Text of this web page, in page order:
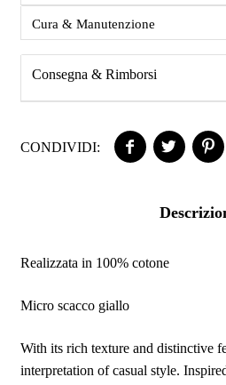
Cura & Manutenzione
Consegna & Rimborsi
CONDIVIDI:
Realizzata in 100% cotone
Micro scacco giallo
With its rich texture and distinctive
interpretation of casual style.